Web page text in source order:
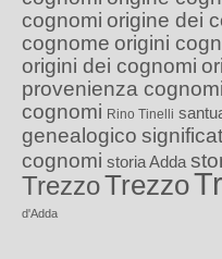
cognomi origine dei
cognome origini
origini dei cognomi
provenienza cognomi
cognomi Rino Tinelli
genealogico
cognomi storia Adda
TrezzoTrezzo
d'Adda